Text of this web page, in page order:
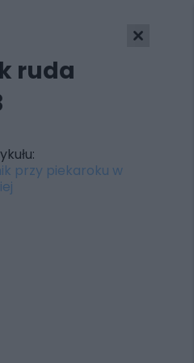
ruda
przy piekaroku w